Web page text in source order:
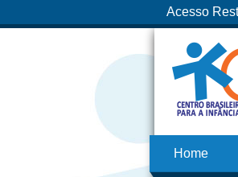
Acesso
Home